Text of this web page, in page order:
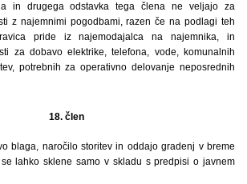
in drugega odstavka tega člena ne veljajo za
z najemnimi pogodbami, razen če na podlagi teh
pride iz najemodajalca na najemnika, in
za dobavo elektrike, telefona, vode, komunalnih
potrebnih za operativno delovanje neposrednih
18. člen
blaga, naročilo storitev in oddajo gradenj v breme
lahko sklene samo v skladu s predpisi o javnem